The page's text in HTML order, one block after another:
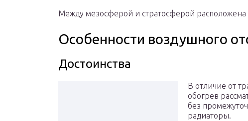
Между мезосферой и стратосферой расположена
Особенности воздушного
Достоинства
В отличие от
обогрев
без
радиаторы.